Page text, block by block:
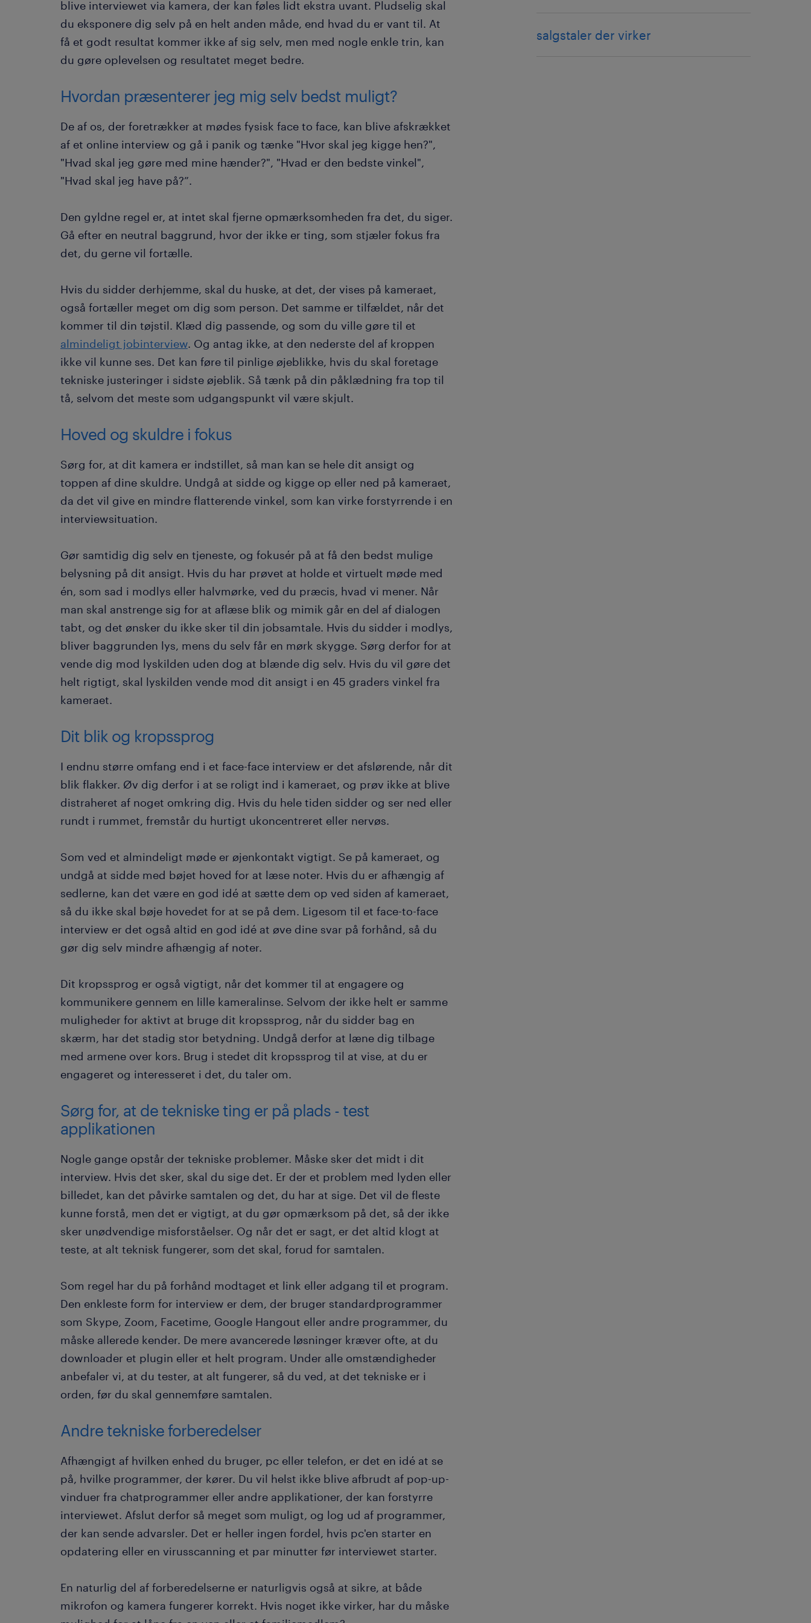
blive interviewet via kamera, der kan føles lidt ekstra uvant. Pludselig skal
du eksponere dig selv på en helt anden måde, end hvad du er vant til. At
få et godt resultat kommer ikke af sig selv, men med nogle enkle trin, kan
du gøre oplevelsen og resultatet meget bedre.
Hvordan præsenterer jeg mig selv bedst muligt?
De af os, der foretrækker at mødes fysisk face to face, kan blive afskrækket
af et online interview og gå i panik og tænke "Hvor skal jeg kigge hen?",
"Hvad skal jeg gøre med mine hænder?", "Hvad er den bedste vinkel",
"Hvad skal jeg have på?”.
Den gyldne regel er, at intet skal fjerne opmærksomheden fra det, du siger.
Gå efter en neutral baggrund, hvor der ikke er ting, som stjæler fokus fra
det, du gerne vil fortælle.
Hvis du sidder derhjemme, skal du huske, at det, der vises på kameraet,
også fortæller meget om dig som person. Det samme er tilfældet, når det
kommer til din tøjstil. Klæd dig passende, og som du ville gøre til et
almindeligt jobinterview. Og antag ikke, at den nederste del af kroppen
ikke vil kunne ses. Det kan føre til pinlige øjeblikke, hvis du skal foretage
tekniske justeringer i sidste øjeblik. Så tænk på din påklædning fra top til
tå, selvom det meste som udgangspunkt vil være skjult.
Hoved og skuldre i fokus
Sørg for, at dit kamera er indstillet, så man kan se hele dit ansigt og
toppen af dine skuldre. Undgå at sidde og kigge op eller ned på kameraet,
da det vil give en mindre flatterende vinkel, som kan virke forstyrrende i en
interviewsituation.
Gør samtidig dig selv en tjeneste, og fokusér på at få den bedst mulige
belysning på dit ansigt. Hvis du har prøvet at holde et virtuelt møde med
én, som sad i modlys eller halvmørke, ved du præcis, hvad vi mener. Når
man skal anstrenge sig for at aflæse blik og mimik går en del af dialogen
tabt, og det ønsker du ikke sker til din jobsamtale. Hvis du sidder i modlys,
bliver baggrunden lys, mens du selv får en mørk skygge. Sørg derfor for at
vende dig mod lyskilden uden dog at blænde dig selv. Hvis du vil gøre det
helt rigtigt, skal lyskilden vende mod dit ansigt i en 45 graders vinkel fra
kameraet.
Dit blik og kropssprog
I endnu større omfang end i et face-face interview er det afslørende, når dit
blik flakker. Øv dig derfor i at se roligt ind i kameraet, og prøv ikke at blive
distraheret af noget omkring dig. Hvis du hele tiden sidder og ser ned eller
rundt i rummet, fremstår du hurtigt ukoncentreret eller nervøs.
Som ved et almindeligt møde er øjenkontakt vigtigt. Se på kameraet, og
undgå at sidde med bøjet hoved for at læse noter. Hvis du er afhængig af
sedlerne, kan det være en god idé at sætte dem op ved siden af kameraet,
så du ikke skal bøje hovedet for at se på dem. Ligesom til et face-to-face
interview er det også altid en god idé at øve dine svar på forhånd, så du
gør dig selv mindre afhængig af noter.
Dit kropssprog er også vigtigt, når det kommer til at engagere og
kommunikere gennem en lille kameralinse. Selvom der ikke helt er samme
muligheder for aktivt at bruge dit kropssprog, når du sidder bag en
skærm, har det stadig stor betydning. Undgå derfor at læne dig tilbage
med armene over kors. Brug i stedet dit kropssprog til at vise, at du er
engageret og interesseret i det, du taler om.
Sørg for, at de tekniske ting er på plads - test
applikationen
Nogle gange opstår der tekniske problemer. Måske sker det midt i dit
interview. Hvis det sker, skal du sige det. Er der et problem med lyden eller
billedet, kan det påvirke samtalen og det, du har at sige. Det vil de fleste
kunne forstå, men det er vigtigt, at du gør opmærksom på det, så der ikke
sker unødvendige misforståelser. Og når det er sagt, er det altid klogt at
teste, at alt teknisk fungerer, som det skal, forud for samtalen.
Som regel har du på forhånd modtaget et link eller adgang til et program.
Den enkleste form for interview er dem, der bruger standardprogrammer
som Skype, Zoom, Facetime, Google Hangout eller andre programmer, du
måske allerede kender. De mere avancerede løsninger kræver ofte, at du
downloader et plugin eller et helt program. Under alle omstændigheder
anbefaler vi, at du tester, at alt fungerer, så du ved, at det tekniske er i
orden, før du skal gennemføre samtalen.
Andre tekniske forberedelser
Afhængigt af hvilken enhed du bruger, pc eller telefon, er det en idé at se
på, hvilke programmer, der kører. Du vil helst ikke blive afbrudt af pop-up-
vinduer fra chatprogrammer eller andre applikationer, der kan forstyrre
interviewet. Afslut derfor så meget som muligt, og log ud af programmer,
der kan sende advarsler. Det er heller ingen fordel, hvis pc'en starter en
opdatering eller en virusscanning et par minutter før interviewet starter.
En naturlig del af forberedelserne er naturligvis også at sikre, at både
mikrofon og kamera fungerer korrekt. Hvis noget ikke virker, har du måske
salgstaler der virker